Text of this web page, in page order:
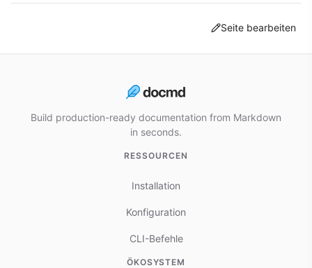
Seite bearbeiten
Build production-ready documentation from Markdown
in seconds.
RESSOURCEN
Installation
Konfiguration
CLI-Befehle
ÖKOSYSTEM